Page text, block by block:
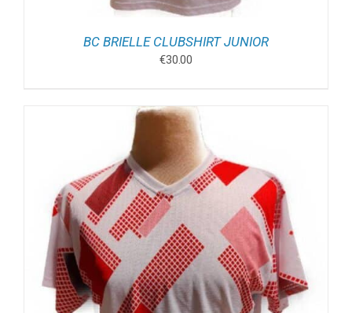
BC BRIELLE CLUBSHIRT JUNIOR
€30.00